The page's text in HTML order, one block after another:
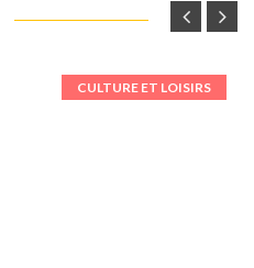
CULTURE ET LOISIRS